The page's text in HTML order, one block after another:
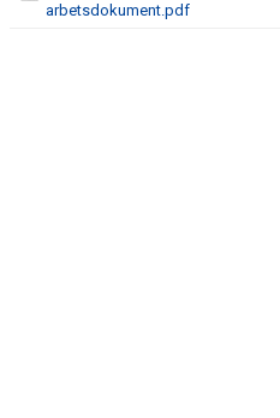
arbetsdokument.pdf